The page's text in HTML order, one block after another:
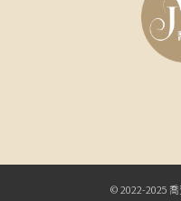
© 2022-2025